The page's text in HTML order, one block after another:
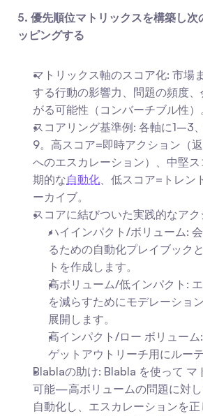
5. 優先順位マトリックスを構築し次
ッピングする
マトリックス軸のスコア化: 市場
する行動の影響力、問題の頻度
がる可能性（コンバーチブル性）
スコアリング基準例: 各軸に1–3
9。高スコア=即時アクション（
へのエスカレーション）、中堅
期的な自動化、低スコア=トレン
ーカイブ。
スコアに結びついた実践的なアク
ハイインパクト/ボリューム:
るための自動化プレイブック
トを作成します。
高ボリューム/低インパクト:
を減らすためにモデレーショ
展開します。
高インパクト/ロー ボリュー
ゲットアウトリーチ用にルーテ
Blablaの助け: Blabla を使って マ
可能—高ボリュームの問題に対
自動化し、エスカレーションを